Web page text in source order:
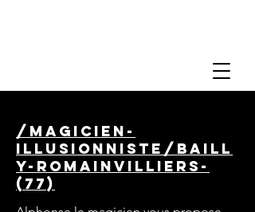
/magicien-
illusionniste/baill
y-romainvilliers-
(77)